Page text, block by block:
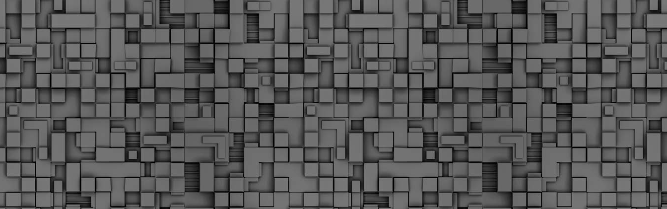
Μεγάλες μέρες ζει ο "οργανισμός" της Δημοτικής Αστυνομίας!
Να θυμίσουμε ότι κανονικές προσλήψεις στην Δημοτική
Αστυνομία έχουν να γίνουν από το 2010. Δεκαέξι ολόκληρα
χρόνια! Και βέβαια, ακόμη και με αυτές τις προσλήψεις, δεν
φτάνουμε ούτε τα 2/3 των Δημοτικών Αστυνομικών που
υπηρετούσαν το 2013 προ της κατάργησης της υπηρεσίας με
απόφαση του σημερινού πρωθυπουργού Κυριάκου Μητσοτάκη. Ας
είναι...
2
Δημοτική Αστυνομία Θεσσαλονίκης: Διμηνιαίος
απολογισμός ελέγχων τήρησης νομοθεσίας
Τον απολογισμό των δράσεων ελέγχου για τα ζώα συντροφιάς
κατά το δίμηνο Ιανουαρίου – Φεβρουαρίου 2026 παρουσιάζει η
Δημοτική Αστυνομία Θεσσαλονίκης, με στόχο την προστασία των
ζώων και την ομαλή συμβίωση στην πόλη.
FEB
18
ΣτΕ: Οριστική απόρριψη της επαναφοράς του 13ου
και 14ου μισθού για τους δημοσίους υπαλλήλους